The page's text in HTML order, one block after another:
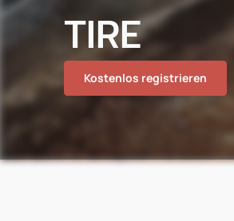
TIRE
Kostenlos registrieren